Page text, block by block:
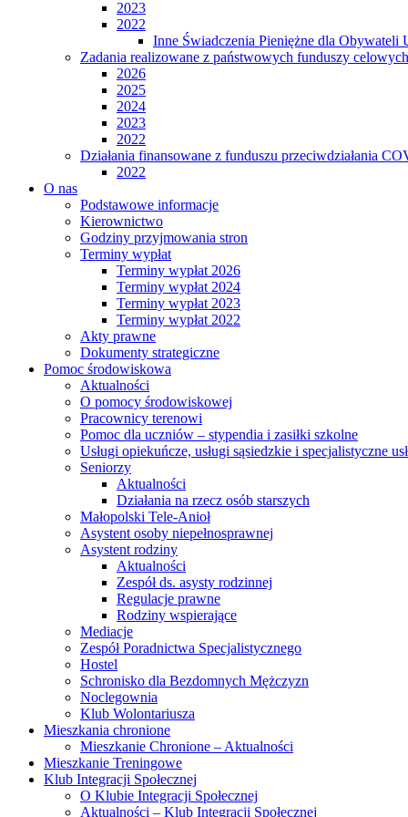
2023
2022
Inne Świadczenia Pieniężne dla Obywateli
Zadania realizowane z państwowych funduszy celowych
2026
2025
2024
2023
2022
Działania finansowane z funduszu przeciwdziałania
2022
O nas
Podstawowe informacje
Kierownictwo
Godziny przyjmowania stron
Terminy wypłat
Terminy wypłat 2026
Terminy wypłat 2024
Terminy wypłat 2023
Terminy wypłat 2022
Akty prawne
Dokumenty strategiczne
Pomoc środowiskowa
Aktualności
O pomocy środowiskowej
Pracownicy terenowi
Pomoc dla uczniów – stypendia i zasiłki szkolne
Usługi opiekuńcze, usługi sąsiedzkie i specjalistyczne
Seniorzy
Aktualności
Działania na rzecz osób starszych
Małopolski Tele-Anioł
Asystent osoby niepełnosprawnej
Asystent rodziny
Aktualności
Zespół ds. asysty rodzinnej
Regulacje prawne
Rodziny wspierające
Mediacje
Zespół Poradnictwa Specjalistycznego
Hostel
Schronisko dla Bezdomnych Mężczyzn
Noclegownia
Klub Wolontariusza
Mieszkania chronione
Mieszkanie Chronione – Aktualności
Mieszkanie Treningowe
Klub Integracji Społecznej
O Klubie Integracji Społecznej
Aktualności – Klub Integracji Społecznej